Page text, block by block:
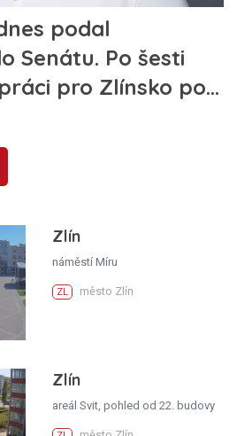
Zlín
náměstí Míru
ZL město Zlín
Zlín
areál Svit, pohled od 22. budovy